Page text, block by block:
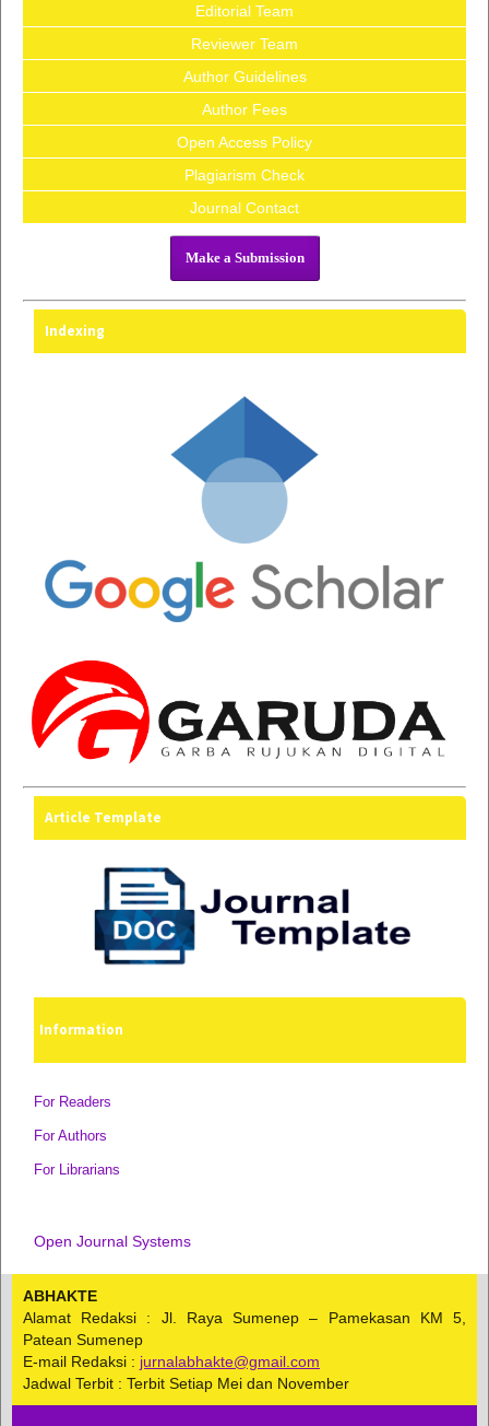
Editorial Team
Reviewer Team
Author Guidelines
Author Fees
Open Access Policy
Plagiarism Check
Journal Contact
Make a Submission
Indexing
Article Template
Information
For Readers
For Authors
For Librarians
Open Journal Systems
ABHAKTE
Alamat Redaksi : Jl. Raya Sumenep – Pamekasan KM 5,
Patean Sumenep
E-mail Redaksi : jurnalabhakte@gmail.com
Jadwal Terbit : Terbit Setiap Mei dan November